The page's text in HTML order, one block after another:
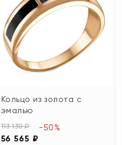
Кольцо из золота с
эмалью
113 130 ₽
56 565 ₽
-50%